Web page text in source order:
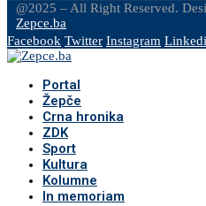
@2025 – All Right Reserved.
Zepce.ba
Facebook Twitter Instagram
Portal
Žepče
Crna hronika
ZDK
Sport
Kultura
Kolumne
In memoriam